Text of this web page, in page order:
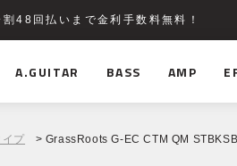
48回払いまで金利手数料無料！
A.GUITAR BASS AMP
イプ > GrassRoots G-EC CTM QM